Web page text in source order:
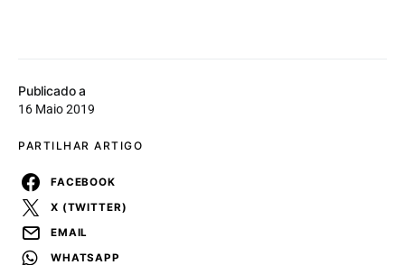
Publicado a
16 Maio 2019
PARTILHAR ARTIGO
FACEBOOK
X (TWITTER)
EMAIL
WHATSAPP